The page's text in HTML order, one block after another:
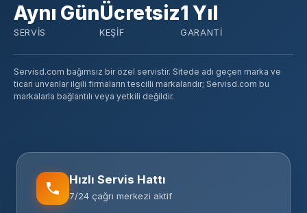
Aynı Gün
SERVIS
Ücretsiz
KEŞIF
1 Yıl
GARANTI
Servisd.com bağımsız bir özel servistir. Sitede adı geçen marka ve
ticari unvanlar ilgili firmaların tescilli markalarıdır; Servisd.com bu
markalarla bağlantılı veya yetkili değildir.
Hızlı Servis Hattı
7/24 çağrı merkezi aktif